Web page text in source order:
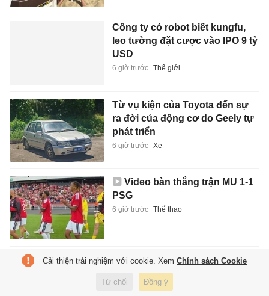
Công ty có robot biết kungfu,
leo tường đặt cược vào IPO 9 tỷ
USD
6 giờ trước Thế giới
Từ vụ kiện của Toyota đến sự
ra đời của động cơ do Geely tự
phát triển
6 giờ trước Xe
Video bàn thắng trận MU 1-1
PSG
6 giờ trước Thể thao
Gương mặt lạ ở đại chiến MU -
7 giờ trước Thể thao
Cải thiện trải nghiệm với cookie. Xem Chính sách Cookie
Từ chối Đồng ý